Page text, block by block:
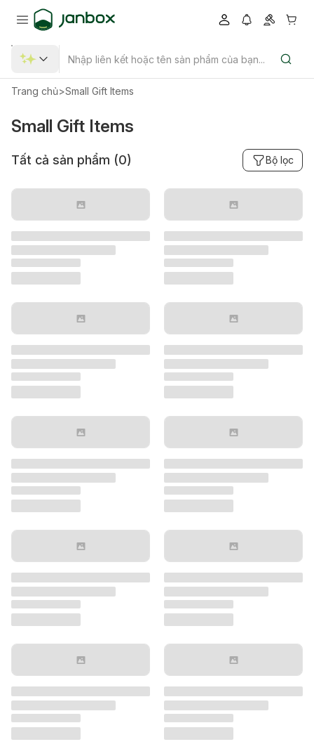
Trang chủ>Small Gift Items
Small Gift Items
Tất cả sản phẩm (0) Bộ lọc